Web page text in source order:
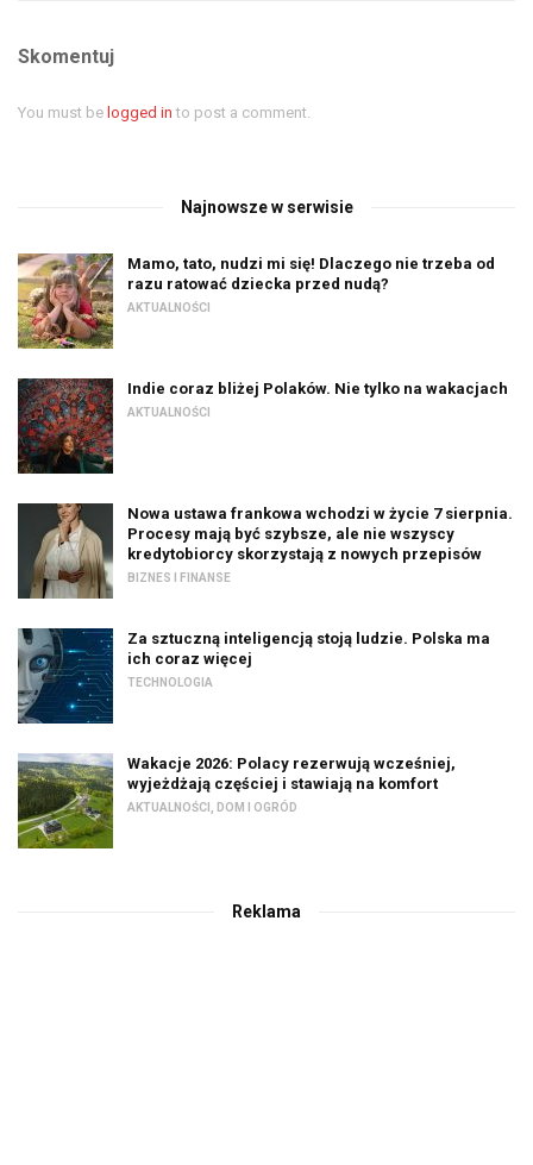
Skomentuj
You must be logged in to post a comment.
Najnowsze w serwisie
Mamo, tato, nudzi mi się! Dlaczego nie trzeba od
razu ratować dziecka przed nudą?
AKTUALNOŚCI
Indie coraz bliżej Polaków. Nie tylko na wakacjach
AKTUALNOŚCI
Nowa ustawa frankowa wchodzi w życie 7 sierpnia.
Procesy mają być szybsze, ale nie wszyscy
kredytobiorcy skorzystają z nowych przepisów
BIZNES I FINANSE
Za sztuczną inteligencją stoją ludzie. Polska ma
ich coraz więcej
TECHNOLOGIA
Wakacje 2026: Polacy rezerwują wcześniej,
wyjeżdżają częściej i stawiają na komfort
AKTUALNOŚCI DOM I OGRÓD
Reklama